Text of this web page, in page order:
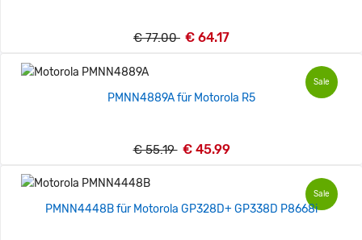
€ 77.00 € 64.17
Sale
PMNN4889A für Motorola R5
€ 55.19 € 45.99
Sale
PMNN4448B für Motorola GP328D+ GP338D P8668i